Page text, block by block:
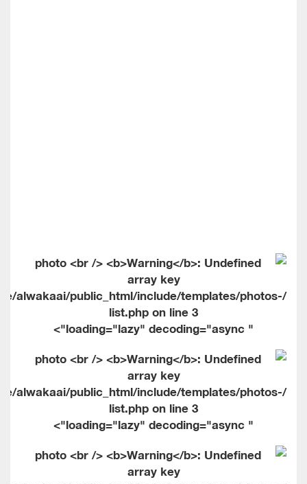
alwakaai/public_html/include/templates/photos-
list.php on line3
" loading="lazy" decoding="async">
alwakaai/public_html/include/templates/photos-
list.php on line3
" loading="lazy" decoding="async">